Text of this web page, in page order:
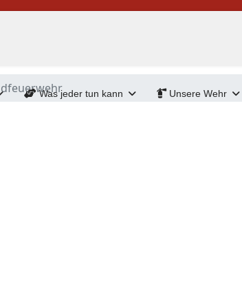
Was jeder tun kann Unsere Wehr